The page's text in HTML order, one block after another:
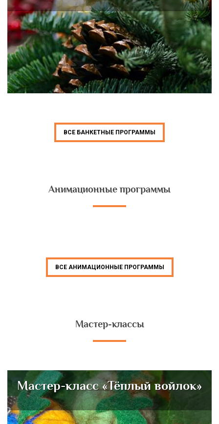
ВСЕ БАНКЕТНЫЕ ПРОГРАММЫ
Анимационные программы
ВСЕ АНИМАЦИОННЫЕ ПРОГРАММЫ
Мастер-классы
Мастер-класс «Тёплый войлок»